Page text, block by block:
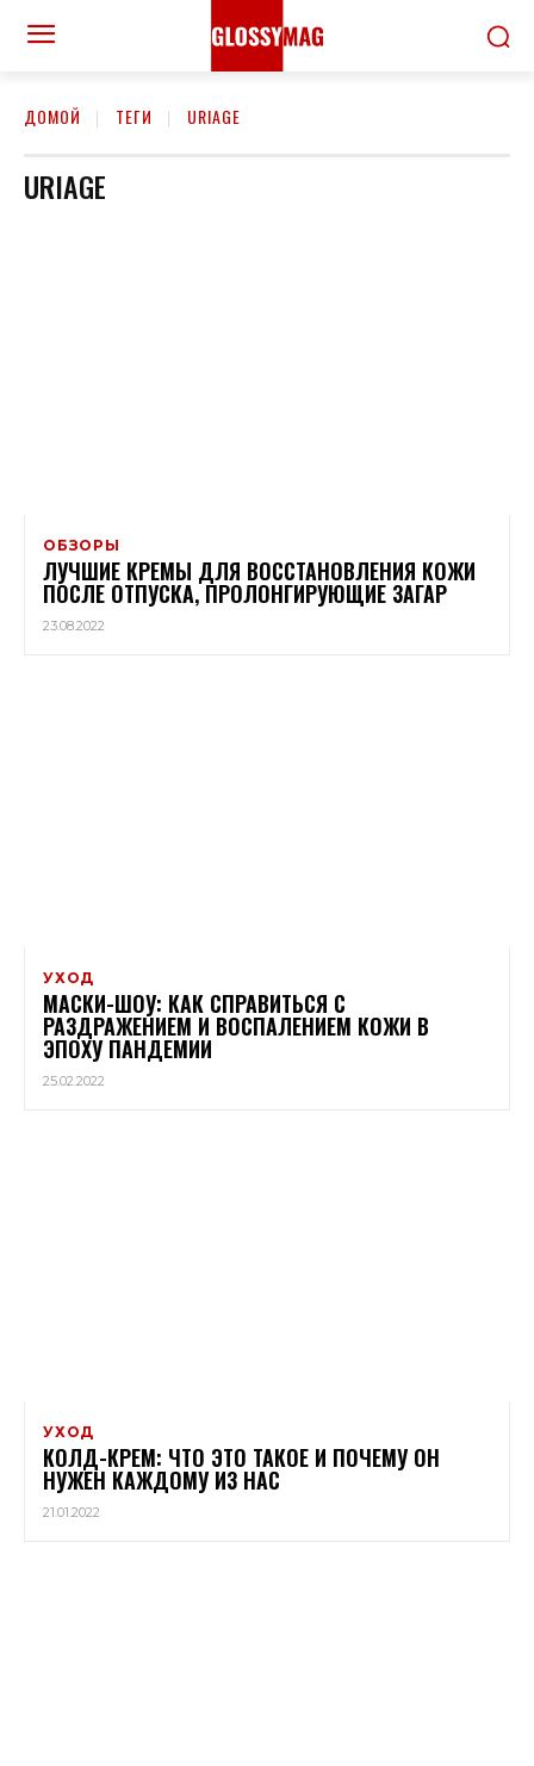
ДОМОЙ ТЕГИ URIAGE
URIAGE
ОБЗОРЫ
ЛУЧШИЕ КРЕМЫ ДЛЯ ВОССТАНОВЛЕНИЯ КОЖИ
ПОСЛЕ ОТПУСКА, ПРОЛОНГИРУЮЩИЕ ЗАГАР
23.08.2022
УХОД
МАСКИ-ШОУ: КАК СПРАВИТЬСЯ С
РАЗДРАЖЕНИЕМ И ВОСПАЛЕНИЕМ КОЖИ В
ЭПОХУ ПАНДЕМИИ
25.02.2022
УХОД
КОЛД-КРЕМ: ЧТО ЭТО ТАКОЕ И ПОЧЕМУ ОН
НУЖЕН КАЖДОМУ ИЗ НАС
21.01.2022